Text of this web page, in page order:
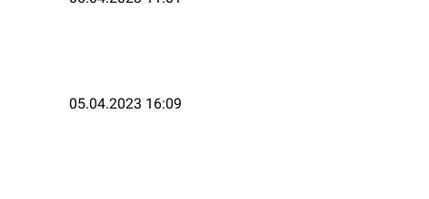
05.04.2023 16:09